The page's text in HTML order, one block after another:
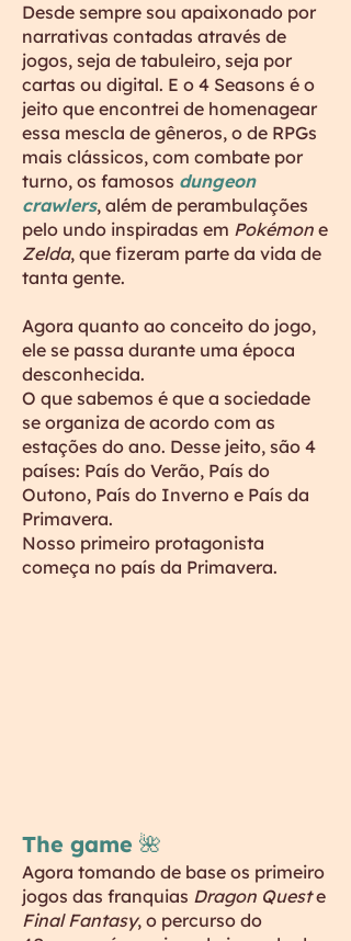
Desde sempre sou apaixonado por
narrativas contadas através de
jogos, seja de tabuleiro, seja por
cartas ou digital. E o 4 Seasons é o
jeito que encontrei de homenagear
essa mescla de gêneros, o de RPGs
mais clássicos, com combate por
turno, os famosos dungeon
crawlers, além de perambulações
pelo undo inspiradas em Pokémon e
Zelda, que fizeram parte da vida de
tanta gente.
Agora quanto ao conceito do jogo,
ele se passa durante uma época
desconhecida.
O que sabemos é que a sociedade
se organiza de acordo com as
estações do ano. Desse jeito, são 4
países: País do Verão, País do
Outono, País do Inverno e País da
Primavera.
Nosso primeiro protagonista
começa no país da Primavera.
The game 🌺
Agora tomando de base os primeiro
jogos das franquias Dragon Queste
Final Fantasy, o percurso do